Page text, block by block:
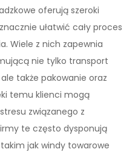
oferują szeroki
ułatwić cały proces
Wiele z nich zapewnia
nie tylko transport
także pakowanie oraz
temu klienci mogą
związanego z
te często dysponują
jak windy towarowe